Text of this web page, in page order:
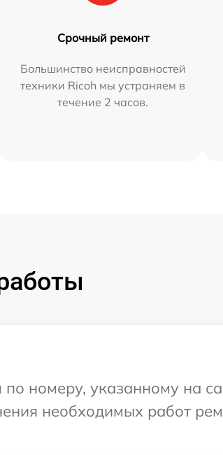
Срочный ремонт
Большинство неисправностей
техники Ricoh мы устраняем в
течение 2 часов.
номеру, указанному на
необходимых работ